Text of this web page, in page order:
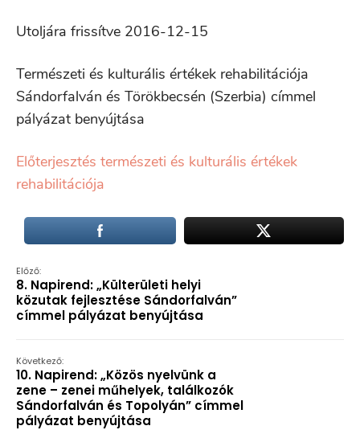
Utoljára frissítve 2016-12-15
Természeti és kulturális értékek rehabilitációja
Sándorfalván és Törökbecsén (Szerbia) címmel
pályázat benyújtása
Előterjesztés természeti és kulturális értékek
rehabilitációja
Előző:
8. Napirend: „Külterületi helyi
közutak fejlesztése Sándorfalván”
címmel pályázat benyújtása
Következő:
10. Napirend: „Közös nyelvünk a
zene – zenei műhelyek, találkozók
Sándorfalván és Topolyán” címmel
pályázat benyújtása